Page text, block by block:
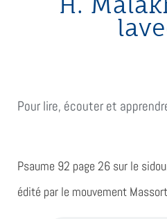
Pour lire, écouter et
Psaume 92 page 26 sur le
édité par le mouvement